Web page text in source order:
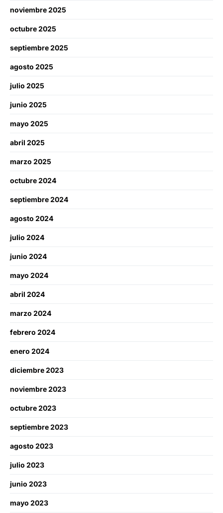
noviembre 2025
octubre 2025
septiembre 2025
agosto 2025
julio 2025
junio 2025
mayo 2025
abril 2025
marzo 2025
octubre 2024
septiembre 2024
agosto 2024
julio 2024
junio 2024
mayo 2024
abril 2024
marzo 2024
febrero 2024
enero 2024
diciembre 2023
noviembre 2023
octubre 2023
septiembre 2023
agosto 2023
julio 2023
junio 2023
mayo 2023